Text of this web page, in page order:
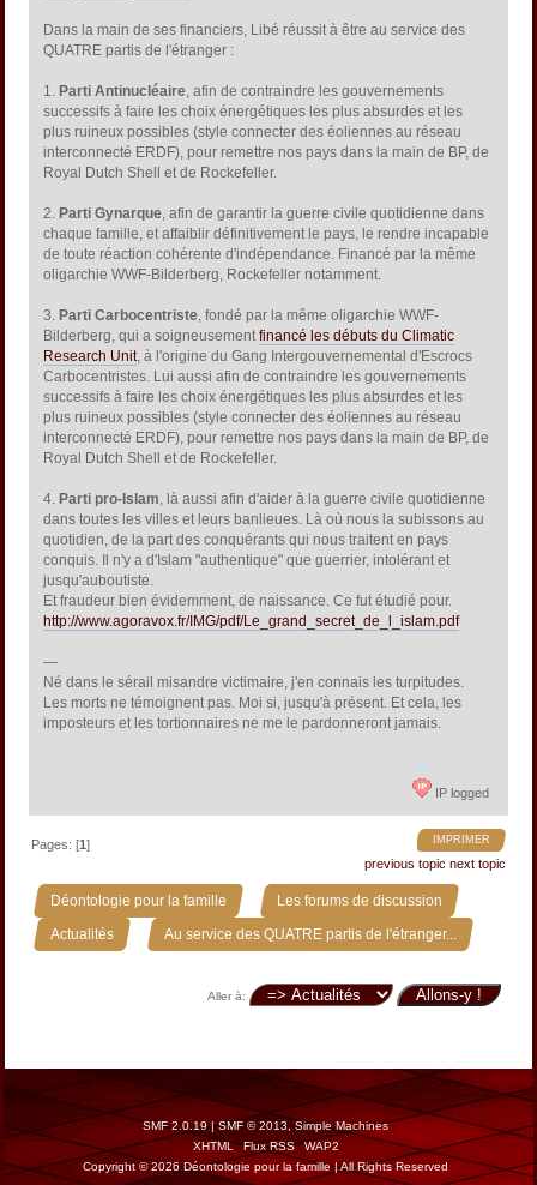
Dans la main de ses financiers, Libé réussit à être au service des
QUATRE partis de l'étranger :
1. Parti Antinucléaire, afin de contraindre les gouvernements
successifs à faire les choix énergétiques les plus absurdes et les
plus ruineux possibles (style connecter des éoliennes au réseau
interconnecté ERDF), pour remettre nos pays dans la main de BP, de
Royal Dutch Shell et de Rockefeller.
2. Parti Gynarque, afin de garantir la guerre civile quotidienne dans
chaque famille, et affaiblir définitivement le pays, le rendre incapable
de toute réaction cohérente d'indépendance. Financé par la même
oligarchie WWF-Bilderberg, Rockefeller notamment.
3. Parti Carbocentriste, fondé par la même oligarchie WWF-
Bilderberg, qui a soigneusementfinancé les débuts du Climatic
Research Unit, à l'origine du Gang Intergouvernemental d'Escrocs
Carbocentristes. Lui aussi afin de contraindre les gouvernements
successifs à faire les choix énergétiques les plus absurdes et les
plus ruineux possibles (style connecter des éoliennes au réseau
interconnecté ERDF), pour remettre nos pays dans la main de BP, de
Royal Dutch Shell et de Rockefeller.
4. Parti pro-Islam, là aussi afin d'aider à la guerre civile quotidienne
dans toutes les villes et leurs banlieues. Là où nous la subissons au
quotidien, de la part des conquérants qui nous traitent en pays
conquis. Il n'y a d'Islam "authentique" que guerrier, intolérant et
jusqu'auboutiste.
Et fraudeur bien évidemment, de naissance. Ce fut étudié pour.
http://www.agoravox.fr/IMG/pdf/Le_grand_secret_de_l_islam.pdf
—
Né dans le sérail misandre victimaire, j'en connais les turpitudes.
Les morts ne témoignent pas. Moi si, jusqu'à présent. Et cela, les
imposteurs et les tortionnaires ne me le pardonneront jamais.
IP logged
IMPRIMER
Pages: [1]
previous topic next topic
Déontologie pour la famille » Les forums de discussion »
Actualités » Au service des QUATRE partis de l'étranger...
Aller à:
SMF 2.0.19|SMF © 2013 Simple Machines
XHTML
Flux RSS
WAP2
Copyright © 2026 Déontologie pour la famille | All Rights Reserved